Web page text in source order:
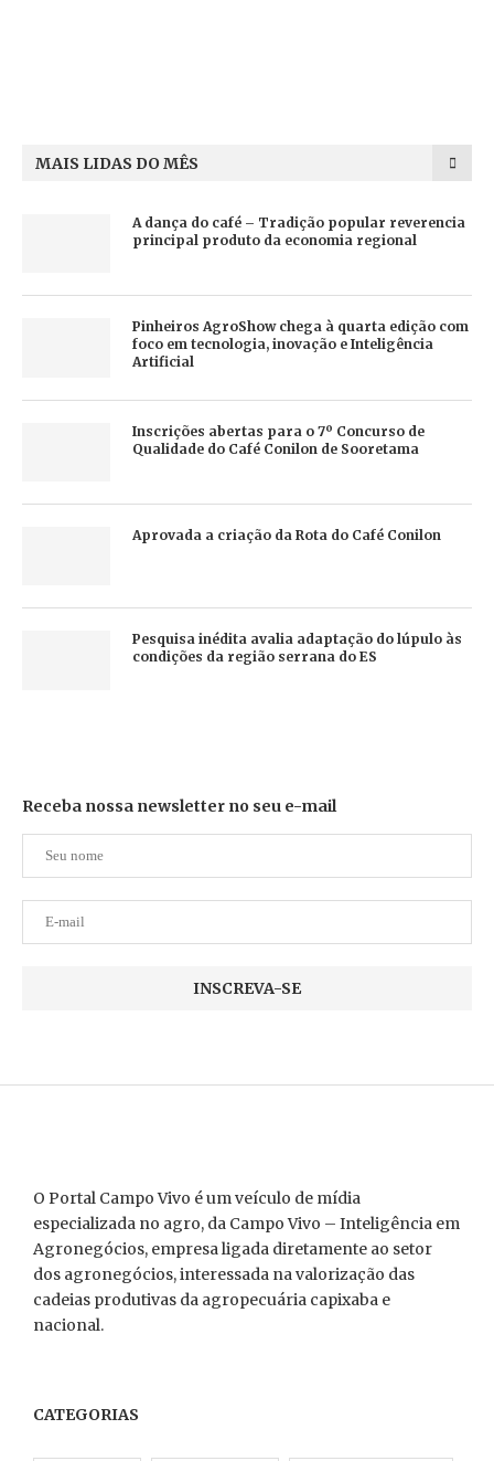
MAIS LIDAS DO MÊS
A dança do café – Tradição popular reverencia
principal produto da economia regional
Pinheiros AgroShow chega à quarta edição com
foco em tecnologia, inovação e Inteligência
Artificial
Inscrições abertas para o 7º Concurso de
Qualidade do Café Conilon de Sooretama
Aprovada a criação da Rota do Café Conilon
Pesquisa inédita avalia adaptação do lúpulo às
condições da região serrana do ES
Receba nossa newsletter no seu e-mail
O Portal Campo Vivo é um veículo de mídia
especializada no agro, da Campo Vivo – Inteligência em
Agronegócios, empresa ligada diretamente ao setor
dos agronegócios, interessada na valorização das
cadeias produtivas da agropecuária capixaba e
nacional.
CATEGORIAS